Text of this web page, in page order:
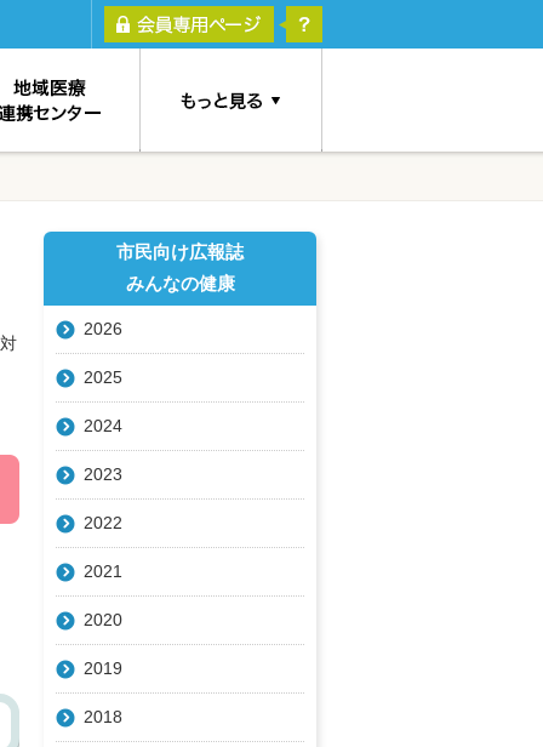
市民向け広報誌
みんなの健康
2026
2025
2024
2023
2022
2021
2020
2019
2018